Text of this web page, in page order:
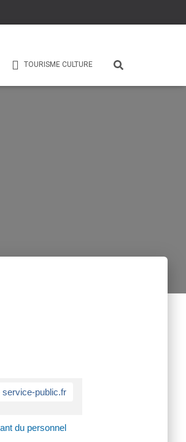
TOURISME CULTURE
du personnel